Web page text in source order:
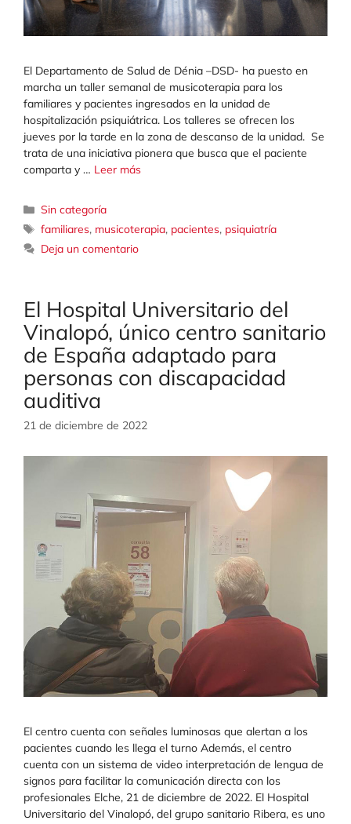
El Departamento de Salud de Dénia –DSD- ha puesto en
marcha un taller semanal de musicoterapia para los
familiares y pacientes ingresados en la unidad de
hospitalización psiquiátrica. Los talleres se ofrecen los
jueves por la tarde en la zona de descanso de la unidad. Se
trata de una iniciativa pionera que busca que el paciente
comparta y … Leer más
Categorías
Sin categoría
Etiquetas
familiares, musicoterapia, pacientes, psiquiatría
Deja un comentario
El Hospital Universitario del
Vinalopó, único centro sanitario
de España adaptado para
personas con discapacidad
auditiva
21 de diciembre de 2022
El centro cuenta con señales luminosas que alertan a los
pacientes cuando les llega el turno Además, el centro
cuenta con un sistema de video interpretación de lengua de
signos para facilitar la comunicación directa con los
profesionales Elche, 21 de diciembre de 2022. El Hospital
Universitario del Vinalopó, del grupo sanitario Ribera, es uno